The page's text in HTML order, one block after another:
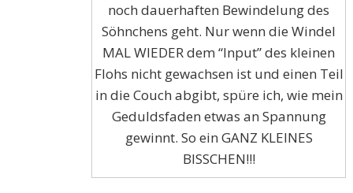
noch dauerhaften Bewindelung des
Söhnchens geht. Nur wenn die Windel
MAL WIEDER dem “Input” des kleinen
Flohs nicht gewachsen ist und einen Teil
in die Couch abgibt, spüre ich, wie mein
Geduldsfaden etwas an Spannung
gewinnt. So ein GANZ KLEINES
BISSCHEN!!!